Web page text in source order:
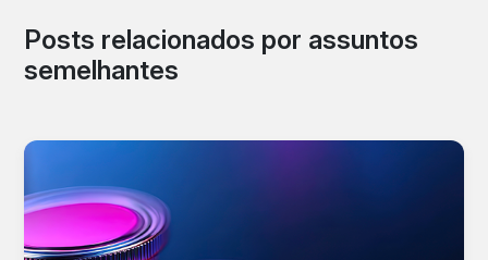
Posts relacionados por assuntos
semelhantes